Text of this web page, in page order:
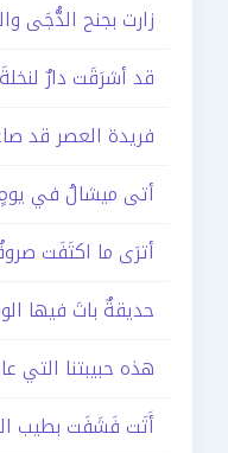
زارت بجنح الدُّجَى
قد أشرَقَت دارٌ
فريدة العصر قد
أتى ميشالُ في
أترَى ما اكتَفَت
حديقةٌ باتَ فيها
هذه حبيبتنا التي
أَتَت فَشَفَت بطيب